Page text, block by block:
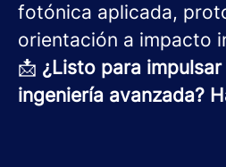
fotónica aplicada,
orientación a impacto
📩 ¿Listo para
ingeniería avanzada?